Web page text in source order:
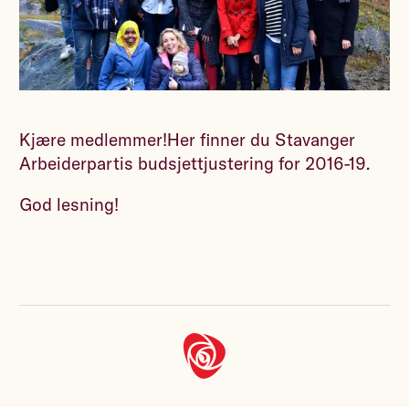
Kjære medlemmer!Her finner du Stavanger
Arbeiderpartis budsjettjustering for 2016-19.
God lesning!